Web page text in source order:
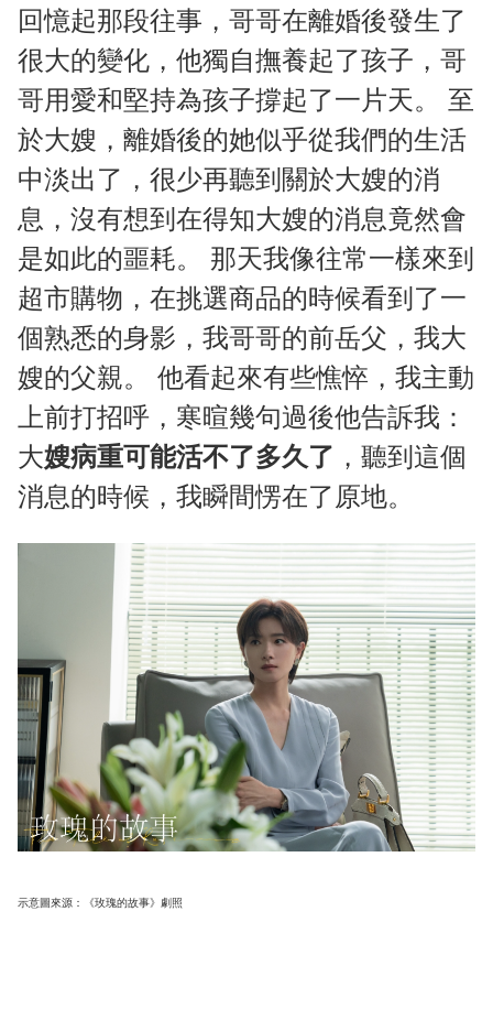
回憶起那段往事，哥哥在離婚後發生了
很大的變化，他獨自撫養起了孩子，哥
哥用愛和堅持為孩子撐起了一片天。 至
於大嫂，離婚後的她似乎從我們的生活
中淡出了，很少再聽到關於大嫂的消
息，沒有想到在得知大嫂的消息竟然會
是如此的噩耗。 那天我像往常一樣來到
超市購物，在挑選商品的時候看到了一
個熟悉的身影，我哥哥的前岳父，我大
嫂的父親。 他看起來有些憔悴，我主動
上前打招呼，寒暄幾句過後他告訴我：
大嫂病重可能活不了多久了 ，聽到這個
消息的時候，我瞬間愣在了原地。
示意圖來源：《玫瑰的故事》劇照